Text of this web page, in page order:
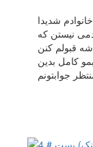
شدیدا
نیستن که
قبولم کنن
کامل بدین
جوابتونم